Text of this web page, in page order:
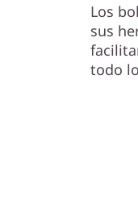
Los
sus
todo